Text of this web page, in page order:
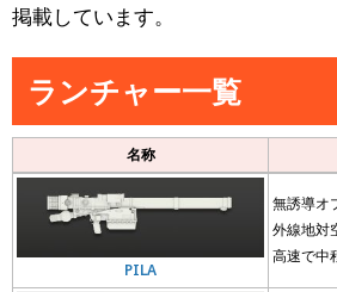
掲載しています。
ランチャー一覧
名称
PILA
無誘導オ
外線地対
高速で中